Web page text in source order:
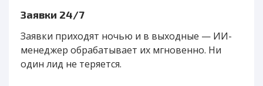
Заявки 24/7
Заявки приходят ночью и в выходные — ИИ-
менеджер обрабатывает их мгновенно. Ни
один лид не теряется.